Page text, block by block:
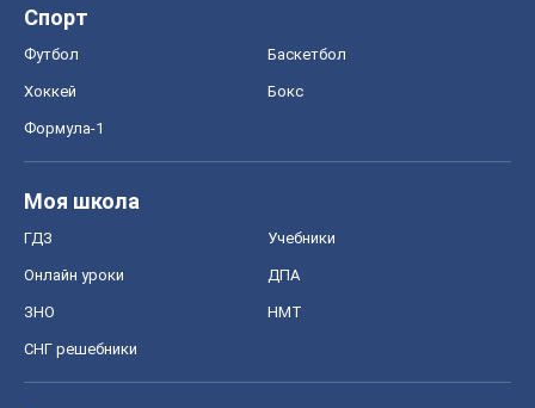
Спорт
Футбол Баскетбол
Хоккей Бокс
Формула-1
Моя школа
ГДЗ Учебники
Онлайн уроки ДПА
ЗНО НМТ
СНГ решебники